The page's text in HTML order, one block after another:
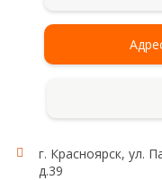
г. Красноярск, ул.
д.39